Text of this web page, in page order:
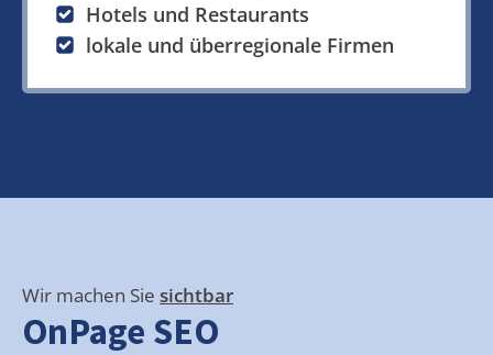
Hotels und Restaurants
lokale und überregionale Firmen
Wir machen Sie sichtbar
OnPage SEO